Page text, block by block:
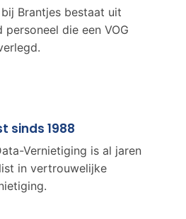
Brantjes bestaat uit
personeel die een VOG
sinds 1988
Vernietiging is al jaren
in vertrouwelijke